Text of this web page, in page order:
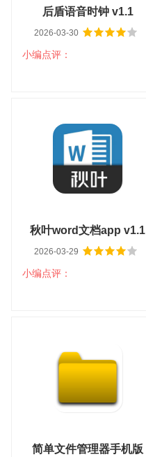
后盾语音时钟 v1.1
2026-03-30
小编点评：
大小：4.20M
平台：安卓
分类：系统工具
语言：中文
查看详情
秋叶word文档app v1.1
2026-03-29
小编点评：
大小：32.90M
简单文件管理器手机版